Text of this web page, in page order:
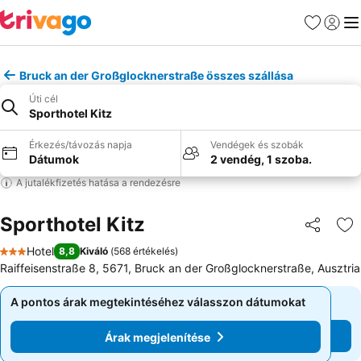
Kedvencek
Bruck an der Großglocknerstraße összes szállása
Úti cél
Sporthotel Kitz
Érkezés/távozás napja
Dátumok
Vendégek és szobák
2 vendég, 1 szoba.
A jutalékfizetés hatása a rendezésre
Sporthotel Kitz
3 Kategória
Hotel 8,8 Kiváló (568 értékelés)
Raiffeisenstraße 8, 5671, Bruck an der Großglocknerstraße, Ausztria
A pontos árak megtekintéséhez válasszon dátumokat
Árak megjelenítése
A pontos árak megtekintéséhez válasszon dátumokat
Árak megjelenítése